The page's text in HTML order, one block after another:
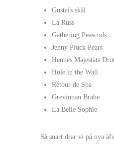
Gustafs skål
La Russ
Gathering Peascods
Jenny Pluck Pears
Hennes Majestäts
Hole in the Wall
Retour de Spa
Grevinnan Brahe
La Belle Sophie
Så snart drar vi på nya